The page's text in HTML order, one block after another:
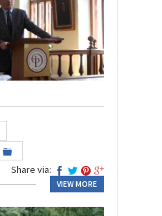
Share via:
VIEW MORE